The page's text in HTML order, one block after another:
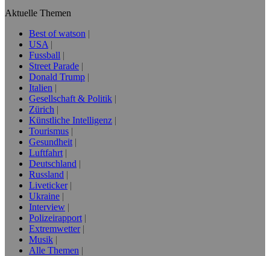
Aktuelle Themen
Best of watson
USA
Fussball
Street Parade
Donald Trump
Italien
Gesellschaft & Politik
Zürich
Künstliche Intelligenz
Tourismus
Gesundheit
Luftfahrt
Deutschland
Russland
Liveticker
Ukraine
Interview
Polizeirapport
Extremwetter
Musik
Alle Themen